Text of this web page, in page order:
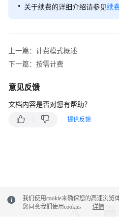
关于续费的详细介绍请参见续
上一篇：计费模式概述
下一篇：按需计费
意见反馈
文档内容是否对您有帮助？
提供反馈
我们使用cookie来确保您的高速浏览
您同意我们使用cookie。
详情